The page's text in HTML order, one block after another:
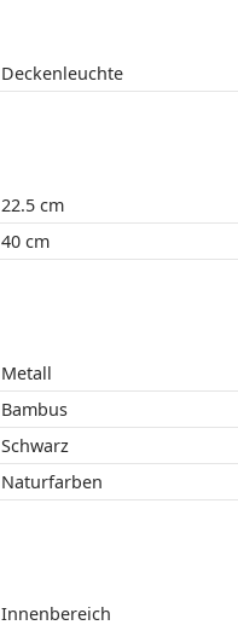
Deckenleuchte
22.5 cm
40 cm
Metall
Bambus
Schwarz
Naturfarben
Innenbereich